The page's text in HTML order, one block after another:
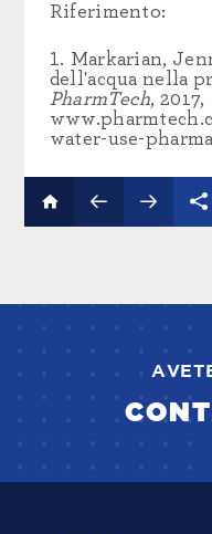
Riferimento:
Markarian,
dell'acqua nella
PharmTech, 2017,
water-use-